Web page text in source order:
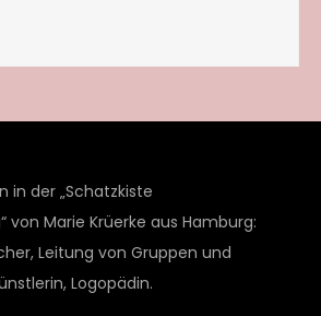
in der „Schatzkiste
von Marie Krüerke aus Hamburg:
Leitung von Gruppen und
Logopädin.